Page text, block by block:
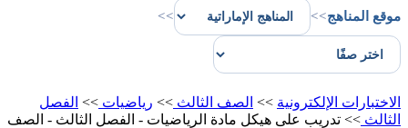
موقع المناهج>>
>>
الاختبارات الإلكترونية >> الصف الثالث >> رياضيات >> الفصل
الثالث >> تدريب على هيكل مادة الرياضيات - الفصل الثالث - الصف